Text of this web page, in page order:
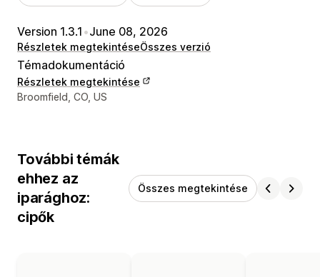
Version 1.3.1 •June 08, 2026
Részletek megtekintéseÖsszes verzió
Témadokumentáció
Részletek megtekintése
Dizájner kapcsolattartási adatai
Broomfield, CO, US
További témák
ehhez az
iparághoz:
cipők
Összes megtekintése